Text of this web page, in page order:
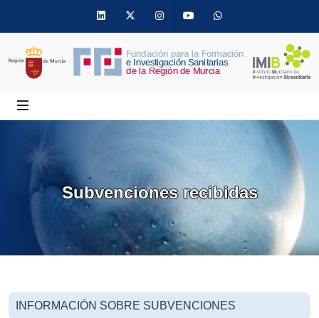
Linkedin Twitter InstagramYoutube
Subvenciones recibidas
INFORMACIÓN SOBRE SUBVENCIONES